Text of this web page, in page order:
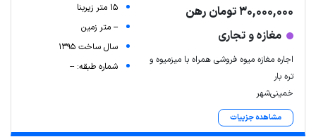
30,000,000 تومان رهن
مغازه و تجاری
اجاره مغازه میوه فروشی همراه با میزمیوه و
تره بار
خمینی‌شهر
مشاهده جزییات
15 متر زیربنا
-- متر زمین
سال ساخت 1395
شماره طبقه: --